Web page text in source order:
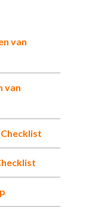
van
van